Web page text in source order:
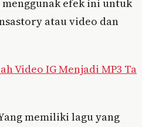
efek ini untuk
atau video dan
Video IG Menjadi MP3 Ta
memiliki lagu yang